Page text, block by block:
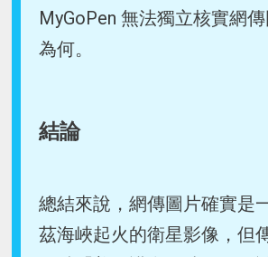
MyGoPen 無法獨立核實網
為何。
結論
總結來說，網傳圖片確實是
茲海峽起火的衛星影像，但